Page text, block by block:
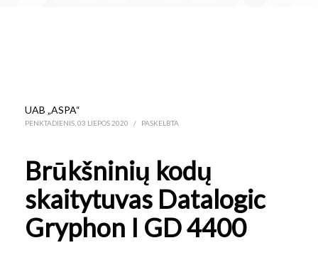
UAB „ASPA“
PENKTADIENIS, 03 LIEPOS 2020 / PASKELBTA
Brūkšninių kodų
skaitytuvas Datalogic
Gryphon I GD 4400